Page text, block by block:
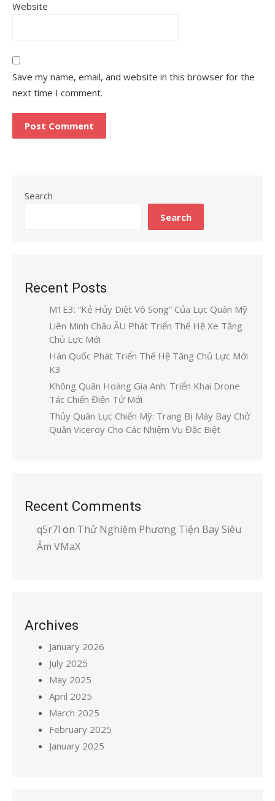
Website
Save my name, email, and website in this browser for the
next time I comment.
Search
Search
Recent Posts
M1E3: “Kẻ Hủy Diệt Vô Song” Của Lục Quân Mỹ
Liên Minh Châu ÂU Phát Triển Thế Hệ Xe Tăng
Chủ Lực Mới
Hàn Quốc Phát Triển Thế Hệ Tăng Chủ Lực Mới
K3
Không Quân Hoàng Gia Anh: Triển Khai Drone
Tác Chiến Điện Tử Mới
Thủy Quân Lục Chiến Mỹ: Trang Bị Máy Bay Chở
Quân Viceroy Cho Các Nhiệm Vụ Đặc Biệt
Recent Comments
q5r7l on Thử Nghiệm Phương Tiện Bay Siêu
Âm VMaX
Archives
January 2026
July 2025
May 2025
April 2025
March 2025
February 2025
January 2025